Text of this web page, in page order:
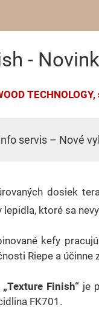
-
servis – Nové
dosiek
ktoré sa
kefy
Riepe a účinne
„Texture Finish“je
FK701.